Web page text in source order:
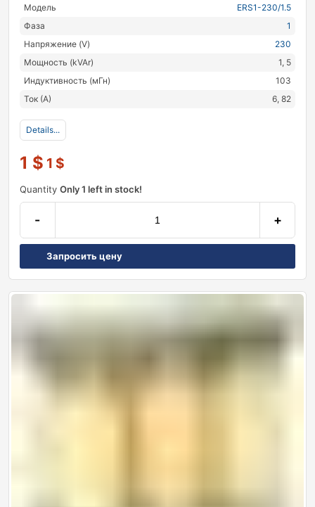
Модель
ERS1-230/1.5
Фаза
1
Напряжение (V)
230
Мощность (kVAr)
1, 5
Индуктивность (мГн)
103
Ток (А)
6, 82
Details...
1 $ 1 $
Quantity Only 1 left in stock!
- +
Запросить цену